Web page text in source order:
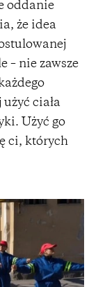
oddanie
że idea
– nie zawsze
ciała
Użyć go
ci, których